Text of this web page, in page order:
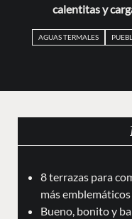
calentitas y
AGUAS TERMALES
8 terrazas para
más
Bueno, bonito y